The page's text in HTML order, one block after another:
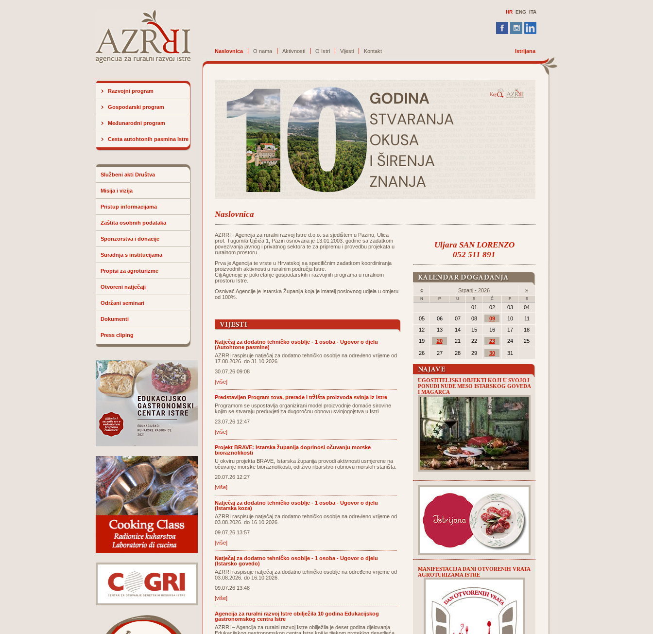
HR ENG ITA
Naslovnica O nama Aktivnosti O Istri Vijesti Kontakt Istrijana
Razvojni program
Gospodarski program
Međunarodni program
Cesta autohtonih pasmina Istre
Službeni akti Društva
Misija i vizija
Pristup informacijama
Zaštita osobnih podataka
Sponzorstva i donacije
Suradnja s institucijama
Propisi za agroturizme
Otvoreni natječaji
Održani seminari
Dokumenti
Press cliping
Naslovnica
AZRRI - Agencija za ruralni razvoj Istre d.o.o. sa sjedištem u Pazinu, Ulica
prof. Tugomila Ujčića 1, Pazin osnovana je 13.01.2003. godine sa zadatkom
povezivanja javnog i privatnog sektora te za pripremu i provedbu projekata u
ruralnom prostoru.
Prva je Agencija te vrste u Hrvatskoj sa specifičnim zadatkom koordiniranja
proizvodnih aktivnosti u ruralnim području Istre.
Cilj Agencije je pokretanje gospodarskih i razvojnih programa u ruralnom
prostoru Istre.
Osnivač Agencije je Istarska Županija koja je imatelj poslovnog udjela u omjeru
od 100%.
Natječaj za dodatno tehničko osoblje - 1 osoba - Ugovor o djelu
(Autohtone pasmine)
AZRRI raspisuje natječaj za dodatno tehničko osoblje na određeno vrijeme od
17.08.2026. do 31.10.2026.
30.07.26 09:08
[više]
Predstavljen Program tova, prerade i tržišta proizvoda svinja iz Istre
Programom se uspostavlja organizirani model proizvodnje domaće sirovine
kojim se stvaraju preduvjeti za dugoročnu obnovu svinjogojstva u Istri.
23.07.26 12:47
[više]
Projekt BRAVE: Istarska županija doprinosi očuvanju morske
bioraznolikosti
U okviru projekta BRAVE, Istarska županija provodi aktivnosti usmjerene na
očuvanje morske bioraznolikosti, održivo ribarstvo i obnovu morskih staništa.
20.07.26 12:27
[više]
Natječaj za dodatno tehničko osoblje - 1 osoba - Ugovor o djelu
(Istarska koza)
AZRRI raspisuje natječaj za dodatno tehničko osoblje na određeno vrijeme od
03.08.2026. do 16.10.2026.
09.07.26 13:57
[više]
Natječaj za dodatno tehničko osoblje - 1 osoba - Ugovor o djelu
(Istarsko govedo)
AZRRI raspisuje natječaj za dodatno tehničko osoblje na određeno vrijeme od
03.08.2026. do 16.10.2026.
09.07.26 13:48
[više]
Agencija za ruralni razvoj Istre obilježila 10 godina Edukacijskog
gastronomskog centra Istre
AZRRI – Agencija za ruralni razvoj Istre obilježila je deset godina djelovanja
Uljara SAN LORENZO
052 511 891
« Srpanj - 2026 »
N P U S Č P S
01 02 03
04
05
06 07 08 09 10
11
12
13 14 15 16 17
18
19
20 21 22 23 24 25
26 27 28 29 30 31
UGOSTITELJSKI OBJEKTI KOJI U SVOJOJ
PONUDI NUDE MESO ISTARSKOG GOVEDA
I MAGARCA
MANIFESTACIJA DANI OTVORENIH VRATA
AGROTURIZAMA ISTRE